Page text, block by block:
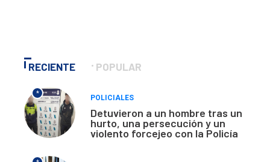
RECIENTE POPULAR
*
POLICIALES
Detuvieron a un hombre tras un
hurto, una persecución y un
violento forcejeo con la Policía